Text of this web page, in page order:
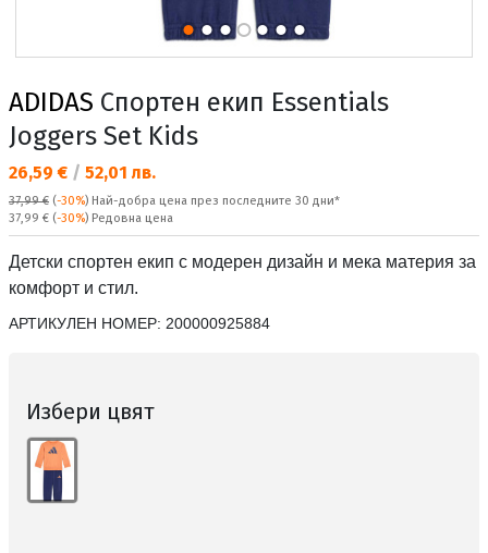
ADIDAS Спортен екип Essentials
Joggers Set Kids
Текуща цена:
26,59 € / 52,01 лв.
37,99 € (-30%) Най-добра цена през последните 30 дни*
Редовна цена:
37,99 € (-30%) Редовна цена
Детски спортен екип с модерен дизайн и мека материя за
комфорт и стил.
АРТИКУЛЕН НОМЕР: 200000925884
Избери цвят